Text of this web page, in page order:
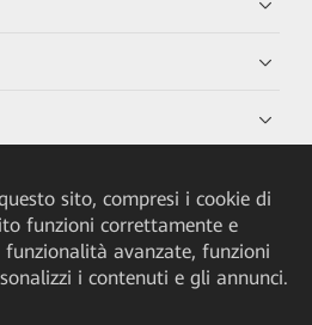
sito, compresi i cookie di
funzioni correttamente e
avanzate, funzioni
i contenuti e gli annunci.